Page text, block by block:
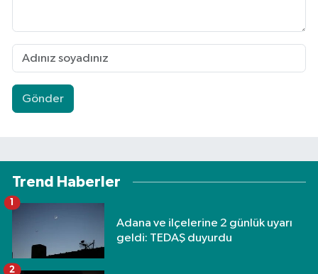
Gönder
Trend Haberler
Adana ve ilçelerine 2 günlük uyarı
geldi: TEDAŞ duyurdu
1
2